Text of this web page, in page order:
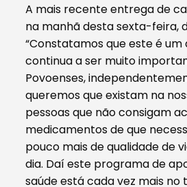
A mais recente entrega de
na manhã desta sexta-feira,
“Constatamos que este é um
continua a ser muito
Povoenses,
queremos que existam na
pessoas que não consigam
medicamentos de que
pouco mais de qualidade de
dia. Daí este programa de
saúde está cada vez mais no